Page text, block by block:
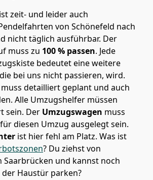
zeit- und leider auch
von Schönefeld nach
nicht täglich ausführbar. Der
muss zu 100 % passen. Jede
bedeutet eine weitere
bei uns nicht passieren, wird.
detailliert geplant und auch
Alle Umzugshelfer müssen
sein. Der Umzugswagen muss
diesen Umzug ausgelegt sein.
ist hier fehl am Platz. Was ist
? Du ziehst von
Saarbrücken und kannst noch
Haustür parken?